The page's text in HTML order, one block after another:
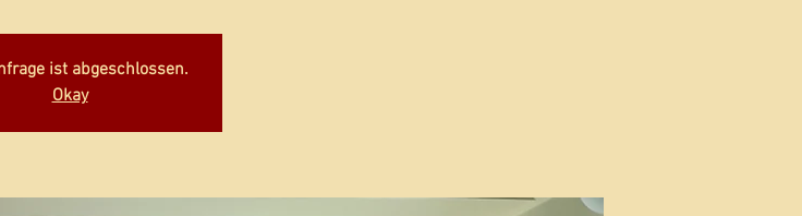
ist abgeschlossen.
Okay